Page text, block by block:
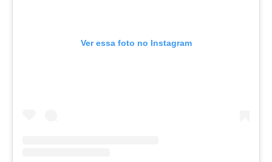
Ver essa foto no Instagram